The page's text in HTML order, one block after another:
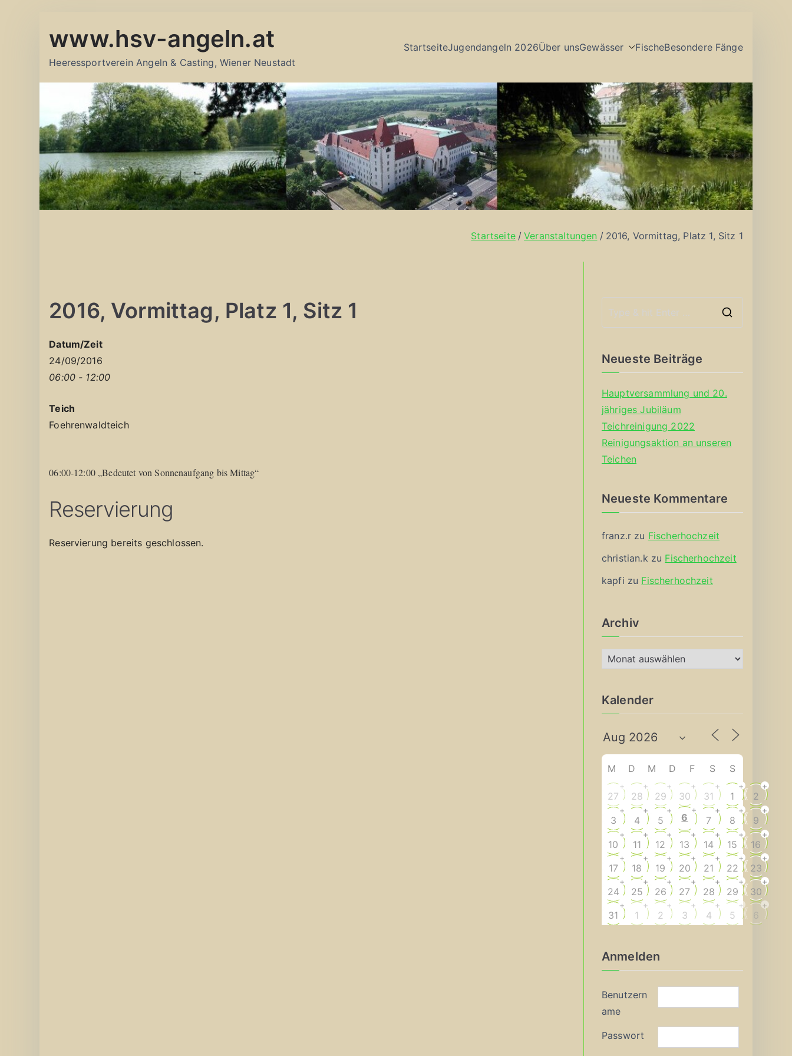
Inhalt
www.hsv-angeln.at
Heeressportverein Angeln & Casting, Wiener Neustadt
StartseiteJugendangeln 2026Über unsGewässer FischeBesondere Fänge
Startseite Veranstaltungen 2016, Vormittag, Platz 1, Sitz 1
2016, Vormittag, Platz 1, Sitz 1
Datum/Zeit
24/09/2016
06:00 - 12:00
Teich
Foehrenwaldteich
06:00-12:00 „Bedeutet von Sonnenaufgang bis Mittag“
Reservierung
Reservierung bereits geschlossen.
Neueste Beiträge
Hauptversammlung und 20.
jähriges Jubiläum
Teichreinigung 2022
Reinigungsaktion an unseren
Teichen
Neueste Kommentare
franz.r zu Fischerhochzeit
christian.k zu Fischerhochzeit
kapfi zu Fischerhochzeit
Archiv
r
h
v
Kalender
M D M D F S S
27
+
28
+
29
+
30
+
31
+
1
+
2
+
3
+
4
+
5
+
6
+
7
+
8
+
9
+
10
+
11
+
12
+
13
+
14
+
15
+
16
+
17
+
18
+
19
+
20
+
21
+
22
+
23
+
24
+
25
+
26
+
27
+
28
+
29
+
30
+
31
+
1
+
2
+
3
+
4
+
5
+
6
+
Anmelden
Benutzern
ame
Passwort